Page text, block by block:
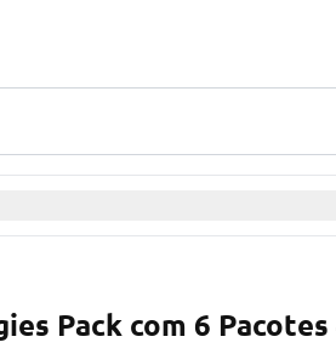
Pack com 6